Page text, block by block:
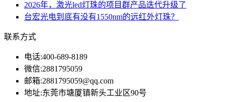
2026年，激光led灯珠的项目群产品迭代升级了
台宏光电到底有没有1550nm的远红外灯珠？
联系方式
电话:400-689-8189
微信:2881795059
邮箱:2881795059@qq.com
地址:东莞市塘厦镇新头工业区90号